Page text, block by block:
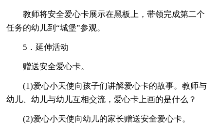
教师将安全爱心卡展示在黑板上，带领完成第二个
任务的幼儿到“城堡”参观。
5．延伸活动
赠送安全爱心卡。
(1)爱心小天使向孩子们讲解爱心卡的故事。教师与
幼儿、幼儿与幼儿互相交流，爱心卡上画的是什么？
(2)爱心小天使向幼儿的家长赠送安全爱心卡。